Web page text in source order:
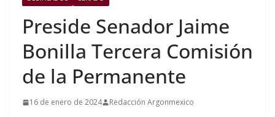
Preside Senador Jaime
Bonilla Tercera Comisión
de la Permanente
16 de enero de 2024 Redacción Argonmexico